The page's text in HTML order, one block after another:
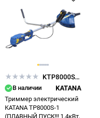
KTP8000S-1.00
В наличии KATANA
Триммер электрический
KATANA TP8000S-1
(ПЛАВНЫЙ ПУСК!!! 1,4кВт,